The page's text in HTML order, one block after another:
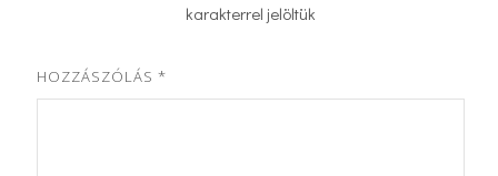
karakterrel jelöltük
HOZZÁSZÓLÁS *